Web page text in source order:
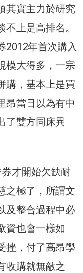
其實主力於研究
上是高排名。
2012年首次購入
模大得多，一宗
購，基本上是買
昂當日以為有中
了雙方同床異
才開始欠缺耐
之極了，所謂文
及整合過程中必
資也會一樣如
挫，付了高昂學
收購就無敵之